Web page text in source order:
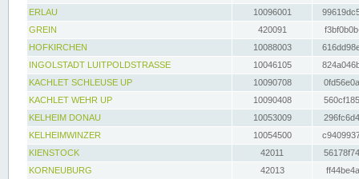
ERLAU
10096001
GREIN
420091
HOFKIRCHEN
10088003
INGOLSTADT LUITPOLDSTRASSE
10046105
KACHLET SCHLEUSE UP
10090708
KACHLET WEHR UP
10090408
KELHEIM DONAU
10053009
KELHEIMWINZER
10054500
KIENSTOCK
42011
KORNEUBURG
42013